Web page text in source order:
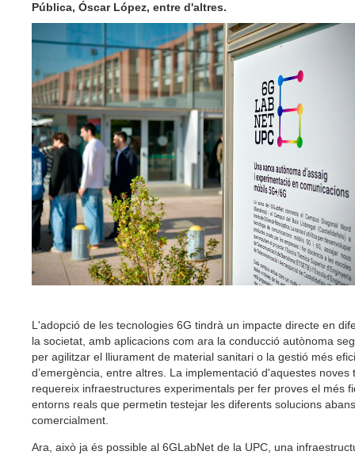
Pública, Óscar López, entre d'altres.
L'adopció de les tecnologies 6G tindrà un impacte directe en
la societat, amb aplicacions com ara la conducció autònoma
per agilitzar el lliurament de material sanitari o la gestió més
d’emergència, entre altres. La implementació d'aquestes noves
requereix infraestructures experimentals per fer proves el més
entorns reals que permetin testejar les diferents solucions
comercialment.
Ara, això ja és possible al 6GLabNet de la UPC, una